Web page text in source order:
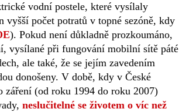
vodní postele, které vysílaly
počet potratů v topné sezóně, kdy
). Pokud není důkladně prozkoumáno,
vysílané při fungování mobilní sítě páté
ale také, že se jejím zavedením
donošeny. V době, kdy v České
(od roku 1994 do roku 2007)
neslučitelné se životem o víc než